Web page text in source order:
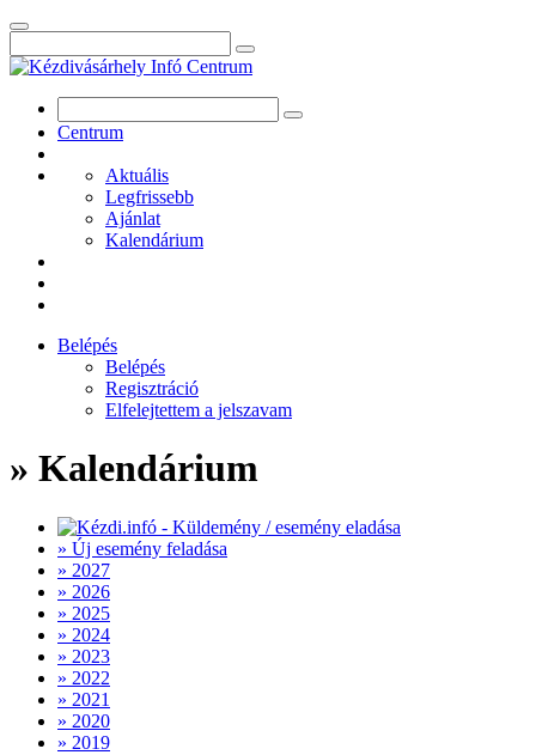
Centrum
Aktuális
Legfrissebb
Ajánlat
Kalendárium
Belépés
Belépés
Regisztráció
Elfelejtettem a jelszavam
» Kalendárium
» Új esemény feladása
» 2027
» 2026
» 2025
» 2024
» 2023
» 2022
» 2021
» 2020
» 2019